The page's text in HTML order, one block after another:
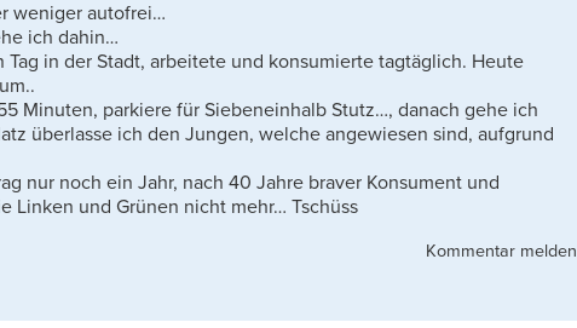
weniger autofrei…
ich dahin…
Tag in der Stadt, arbeitete und konsumierte tagtäglich. Heute
Minuten, parkiere für Siebeneinhalb Stutz…, danach gehe ich
überlasse ich den Jungen, welche angewiesen sind, aufgrund
nur noch ein Jahr, nach 40 Jahre braver Konsument und
Linken und Grünen nicht mehr… Tschüss
Kommentar melden